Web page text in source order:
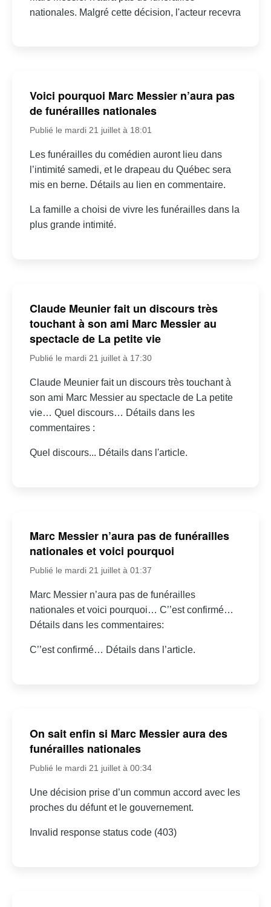
nationales. Malgré cette décision, l'acteur recevra
Voici pourquoi Marc Messier n’aura pas
de funérailles nationales
Publié le mardi 21 juillet à 18:01
Les funérailles du comédien auront lieu dans
l’intimité samedi, et le drapeau du Québec sera
mis en berne. Détails au lien en commentaire.
La famille a choisi de vivre les funérailles dans la
plus grande intimité.
Claude Meunier fait un discours très
touchant à son ami Marc Messier au
spectacle de La petite vie
Publié le mardi 21 juillet à 17:30
Claude Meunier fait un discours très touchant à
son ami Marc Messier au spectacle de La petite
vie… Quel discours… Détails dans les
commentaires :
Quel discours... Détails dans l'article.
Marc Messier n’aura pas de funérailles
nationales et voici pourquoi
Publié le mardi 21 juillet à 01:37
Marc Messier n’aura pas de funérailles
nationales et voici pourquoi… C’’est confirmé…
Détails dans les commentaires:
C’’est confirmé… Détails dans l’article.
On sait enfin si Marc Messier aura des
funérailles nationales
Publié le mardi 21 juillet à 00:34
Une décision prise d’un commun accord avec les
proches du défunt et le gouvernement.
Invalid response status code (403)